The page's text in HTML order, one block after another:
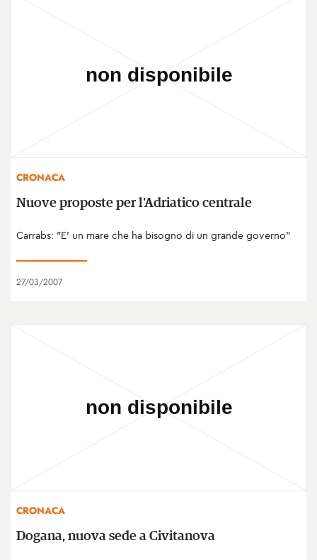
CRONACA
Nuove proposte per l'Adriatico centrale
Carrabs: "E' un mare che ha bisogno di un grande governo"
27/03/2007
CRONACA
Dogana, nuova sede a Civitanova